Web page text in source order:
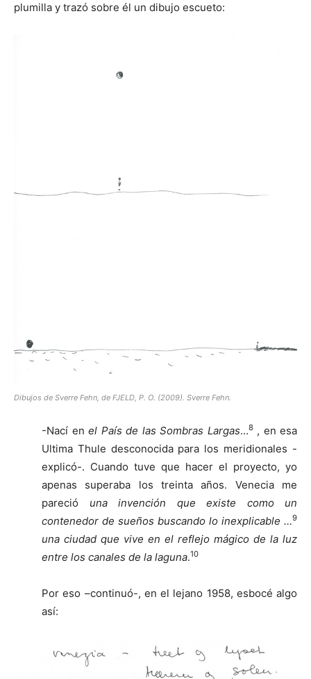
plumilla y trazó sobre él un dibujo escueto:
Dibujos de Sverre Fehn, de FJELD, P. O. (2009). Sverre Fehn.
-Nací en el País de las Sombras Largas…8, en esa
Ultima Thule desconocida para los meridionales -
explicó-. Cuando tuve que hacer el proyecto, yo
apenas superaba los treinta años. Venecia me
pareció una invención que existe como un
contenedor de sueños buscando lo inexplicable …9
una ciudad que vive en el reflejo mágico de la luz
entre los canales de la laguna.10
Por eso –continuó-, en el lejano 1958, esbocé algo
así: